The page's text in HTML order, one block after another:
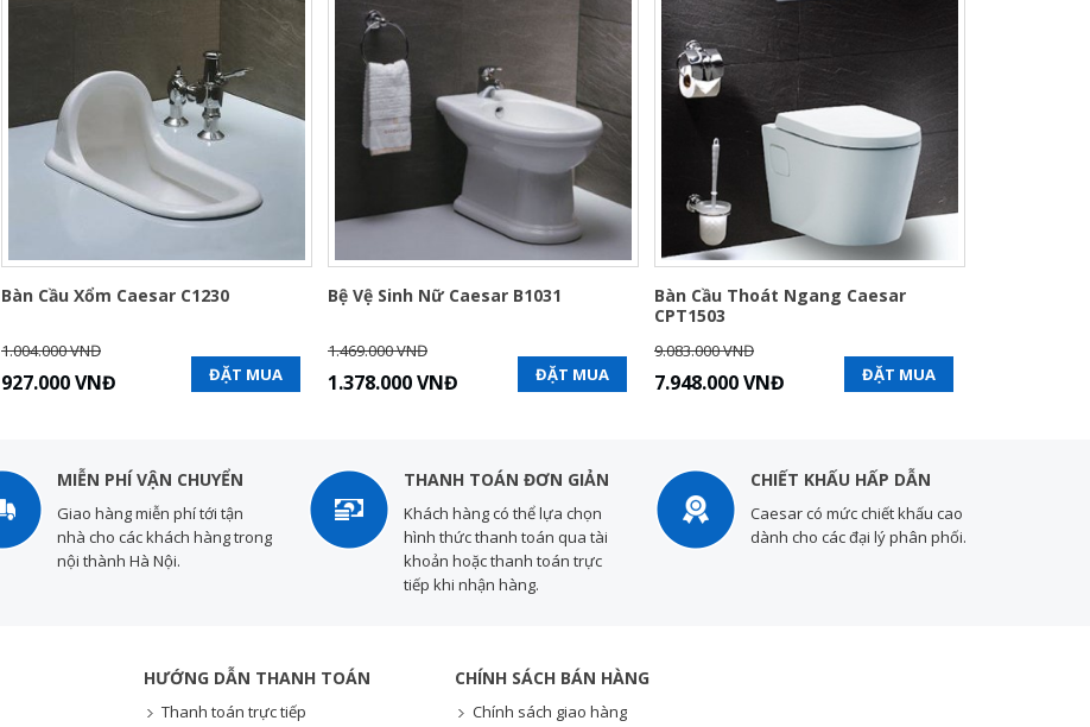
Bàn Cầu Xổm Caesar C1230
1.004.000 VNĐ
927.000 VNĐ ĐẶT MUA
Bệ Vệ Sinh Nữ Caesar B1031
1.469.000 VNĐ
1.378.000 VNĐ ĐẶT MUA
Bàn Cầu Thoát Ngang Caesar
CPT1503
9.083.000 VNĐ
7.948.000 VNĐ ĐẶT MUA
MIỄN PHÍ VẬN CHUYỂN
Giao hàng miễn phí tới tận
nhà cho các khách hàng trong
nội thành Hà Nội.
THANH TOÁN ĐƠN GIẢN
Khách hàng có thể lựa chọn
hình thức thanh toán qua tài
khoản hoặc thanh toán trực
tiếp khi nhận hàng.
CHIẾT KHẤU HẤP DẪN
Caesar có mức chiết khấu cao
dành cho các đại lý phân phối.
HƯỚNG DẪN THANH TOÁN
Thanh toán trực tiếp
CHÍNH SÁCH BÁN HÀNG
Chính sách giao hàng